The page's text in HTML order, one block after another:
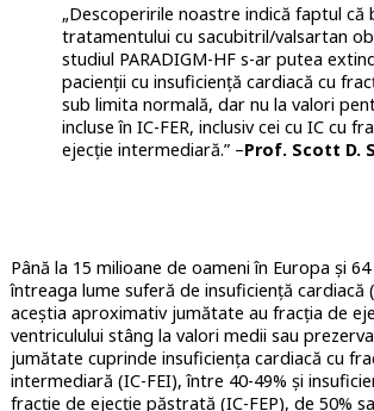
„Descoperirile noastre indică faptul că
tratamentului cu sacubitril/valsartan
studiul PARADIGM-HF s-ar putea
pacienții cu insuficiență cardiacă cu
sub limita normală, dar nu la valori
incluse în IC-FER, inclusiv cei cu IC cu
ejecție intermediară.” –Prof. Scott D.
Până la 15 milioane de oameni în Europa și
întreaga lume suferă de insuficiență cardiacă
aceștia aproximativ jumătate au fracția de
ventriculului stâng la valori medii sau
jumătate cuprinde insuficiența cardiacă cu
intermediară (IC-FEI), între 40-49% și
fracție de ejecție păstrată (IC-FEP), de 50%